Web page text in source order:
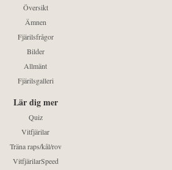
Översikt
Ämnen
Fjärilsfrågor
Bilder
Allmänt
Fjärilsgalleri
Lär dig mer
Quiz
Vitfjärilar
Träna raps/kål/rov
VitfjärilarSpeed